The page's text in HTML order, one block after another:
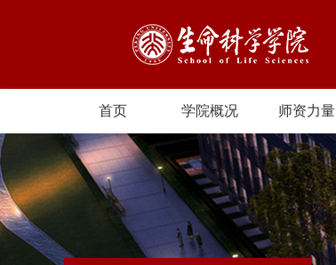
首页 学院概况 师资力量